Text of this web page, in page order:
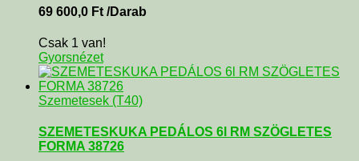
69 600,0 Ft /Darab
Csak 1 van!
Gyorsnézet
Szemetesek (T40)
SZEMETESKUKA PEDÁLOS 6l RM SZÖGLETES
FORMA 38726